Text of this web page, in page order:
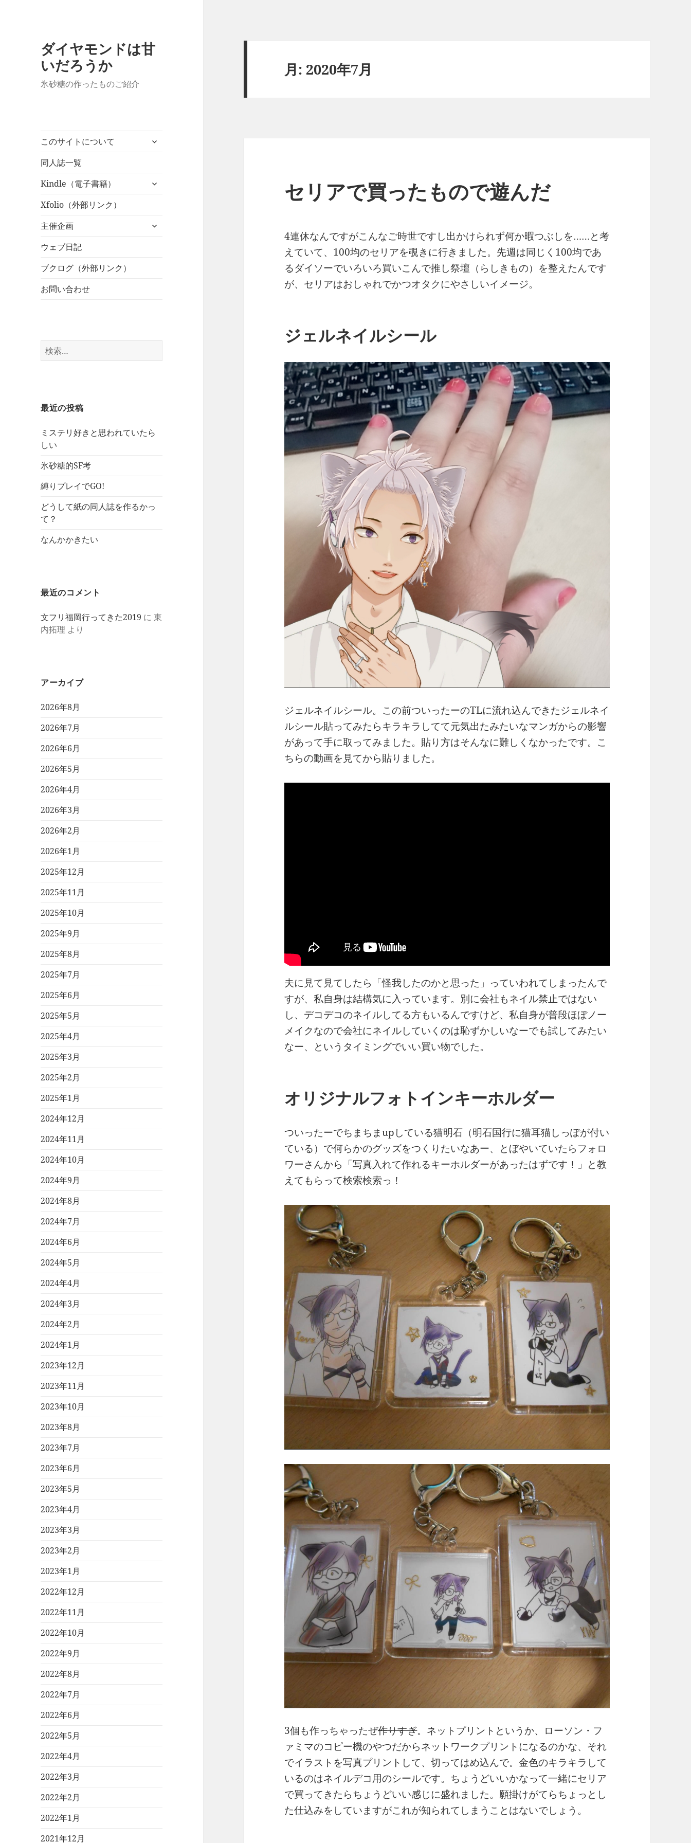
ダイヤモンドは甘
いだろうか
氷砂糖の作ったものご紹介
このサイトについて
サ
ュ
同人誌一覧
Kindle（電子書籍）
サ
ュ
Xfolio（外部リンク）
主催企画
サ
ウェブ日記
ブクログ（外部リンク）
お問い合わせ
検
索:
最近の投稿
ミステリ好きと思われていたら
しい
氷砂糖的SF考
縛りプレイでGO!
どうして紙の同人誌を作るかっ
て？
なんかかきたい
最近のコメント
文フリ福岡行ってきた2019 に東
内拓理 より
アーカイブ
2026年8月
2026年7月
2026年6月
2026年5月
2026年4月
2026年3月
2026年2月
2026年1月
2025年12月
2025年11月
2025年10月
2025年9月
2025年8月
2025年7月
2025年6月
2025年5月
2025年4月
2025年3月
2025年2月
2025年1月
2024年12月
2024年11月
2024年10月
2024年9月
2024年8月
2024年7月
2024年6月
2024年5月
2024年4月
2024年3月
2024年2月
2024年1月
2023年12月
2023年11月
2023年10月
2023年8月
2023年7月
2023年6月
2023年5月
2023年4月
2023年3月
2023年2月
2023年1月
2022年12月
2022年11月
2022年10月
2022年9月
2022年8月
2022年7月
2022年6月
2022年5月
2022年4月
2022年3月
2022年2月
2022年1月
2021年12月
月: 2020年7月
セリアで買ったもので遊んだ
4連休なんですがこんなご時世ですし出かけられず何か暇つぶしを……と考
えていて、100均のセリアを覗きに行きました。先週は同じく100均であ
るダイソーでいろいろ買いこんで推し祭壇（らしきもの）を整えたんです
が、セリアはおしゃれでかつオタクにやさしいイメージ。
ジェルネイルシール
ジェルネイルシール。この前ついったーのTLに流れ込んできたジェルネイ
ルシール貼ってみたらキラキラしてて元気出たみたいなマンガからの影響
があって手に取ってみました。貼り方はそんなに難しくなかったです。こ
ちらの動画を見てから貼りました。
夫に見て見てしたら「怪我したのかと思った」っていわれてしまったんで
すが、私自身は結構気に入っています。別に会社もネイル禁止ではない
し、デコデコのネイルしてる方もいるんですけど、私自身が普段ほぼノー
メイクなので会社にネイルしていくのは恥ずかしいなーでも試してみたい
なー、というタイミングでいい買い物でした。
オリジナルフォトインキーホルダー
ついったーでちまちまupしている猫明石（明石国行に猫耳猫しっぽが付い
ている）で何らかのグッズをつくりたいなあー、とぼやいていたらフォロ
ワーさんから「写真入れて作れるキーホルダーがあったはずです！」と教
えてもらって検索検索っ！
3個も作っちゃったぜ作りすぎ。ネットプリントというか、ローソン・フ
ァミマのコピー機のやつだからネットワークプリントになるのかな、それ
でイラストを写真プリントして、切ってはめ込んで。金色のキラキラして
いるのはネイルデコ用のシールです。ちょうどいいかなって一緒にセリア
で買ってきたらちょうどいい感じに盛れました。願掛けがてらちょっとし
た仕込みをしていますがこれが知られてしまうことはないでしょう。